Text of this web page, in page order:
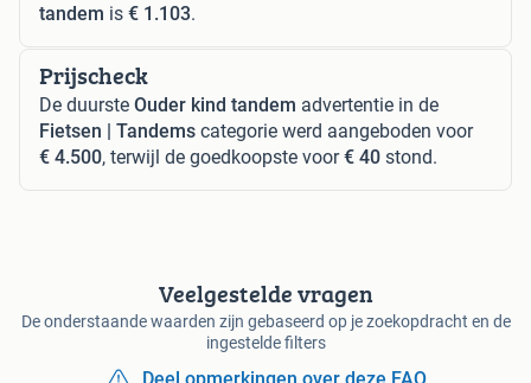
tandem is € 1.103.
Prijscheck
De duurste Ouder kind tandem advertentie in de
Fietsen | Tandems categorie werd aangeboden voor
€ 4.500, terwijl de goedkoopste voor€ 40 stond.
Veelgestelde vragen
De onderstaande waarden zijn gebaseerd op je zoekopdracht en de
ingestelde filters